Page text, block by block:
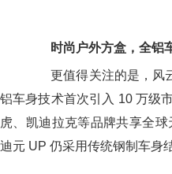
时尚户外方盒， 全铝
更值得关注的是，风云
铝车身技术首次引入 10 万级
虎、凯迪拉克等品牌共享全
迪元 UP 仍采用传统钢制车身